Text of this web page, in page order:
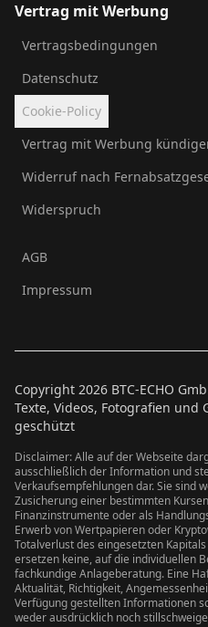
Vertrag mit Werbung
Vertragsbedingungen
Datenschutz
Cookie-Policy
Vertrag mit Werbung
Widerruf nach
Widerspruch
AGB
Impressum
Copyright 2026 BTC-ECHO
Texte, Videos, Fotografien
geschützt
Disclaimer: Alle auf der Webseite
ausschließlich der Information und
Verkaufsempfehlungen dar. Sie sind
Zusicherung einer bestimmten
Finanzinstrumente oder als
Erwerb von Wertpapieren oder
Totalverlust des eingesetzten
ersetzen keine, auf die individuellen
fachkundige Anlageberatung. Eine
Aktualität, Richtigkeit,
Verfügung gestellten Informationen
weder ausdrücklich noch